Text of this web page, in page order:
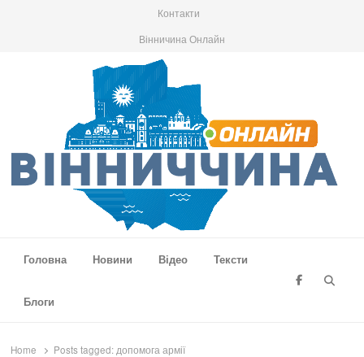
Контакти
Вінничина Онлайн
Головна
Новини Відео Тексти
Блоги
Home Posts tagged: допомога армії